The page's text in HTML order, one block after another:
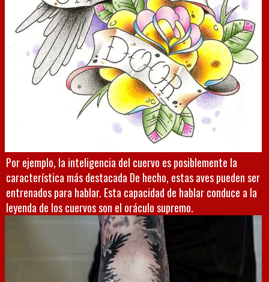
Por ejemplo, la inteligencia del cuervo es posiblemente la
característica más destacada De hecho, estas aves pueden ser
entrenados para hablar. Esta capacidad de hablar conduce a la
leyenda de los cuervos son el oráculo supremo.